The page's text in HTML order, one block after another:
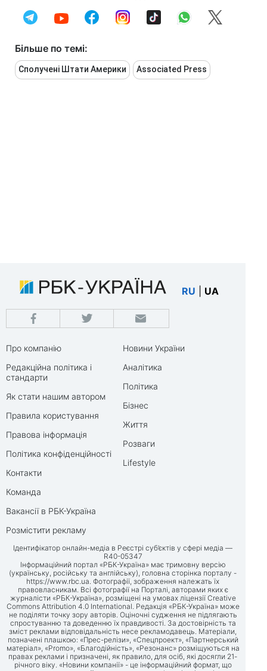
Більше по темі:
Сполучені Штати Америки Associated Press
RU UA
Про компанію
Редакційна політика і
стандарти
Як стати нашим автором
Правила користування
Правова інформація
Політика конфіденційності
Контакти
Команда
Вакансії в РБК-Україна
Розмістити рекламу
Новини України
Аналітика
Політика
Бізнес
Життя
Розваги
Lifestyle
Ідентифікатор онлайн-медіа в Реєстрі суб’єктів у сфері медіа —
R40-05347
Інформаційний портал «РБК-Україна» має тримовну версію
(українську, російську та англійську), головна сторінка порталу -
https://www.rbc.ua. Фотографії, зображення належать їх
правовласникам. Всі фотографії на Порталі, авторами яких є
журналісти «РБК-Україна», розміщені на умовах ліцензії Creative
Commons Attribution 4.0 International. Редакція «РБК-Україна» може
не поділяти точку зору авторів. Оціночні судження не підлягають
спростуванню та доведенню їх правдивості. За достовірність та
зміст реклами відповідальність несе рекламодавець. Матеріали,
позначені плашкою: «Прес-релізи», «Спецпроект», «Партнерський
матеріал», «Promo», «Благодійність», «Резонанс» розміщуються на
правах реклами і призначені, як правило, для осіб, які досягли 21-
річного віку. «Новини компанії» - це інформаційний формат, що